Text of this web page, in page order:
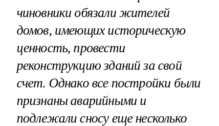
чиновники обязали жителей
домов, имеющих историческую
ценность, провести
реконструкцию зданий за свой
счет. Однако все постройки были
признаны аварийными и
подлежали сносу еще несколько